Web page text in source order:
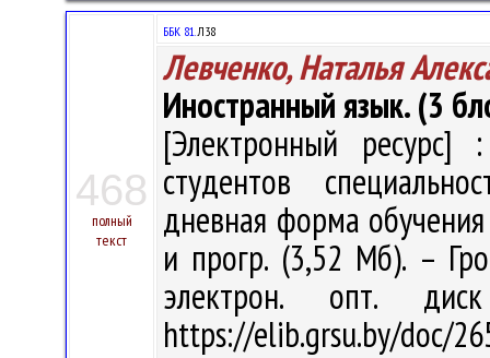
468
полный
текст
ББК 81.Л38
Левченко, Наталья
Иностранный язык. (3
[Электронный ресурс]
студентов
дневная форма
и прогр. (3,52 Мб). –
электрон. опт.
https://elib.grsu.by/doc/